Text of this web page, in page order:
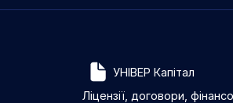
УНІВЕР Капітал
Ліцензії, договори,